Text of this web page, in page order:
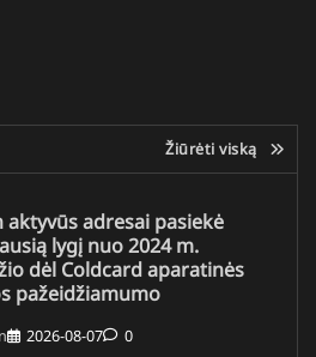
Žiūrėti viską
aktyvūs adresai pasiekė
lygį nuo 2024 m.
dėl Coldcard aparatinės
pažeidžiamumo
2026-08-07 0